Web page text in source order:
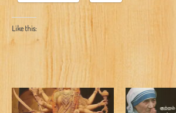
Like this: